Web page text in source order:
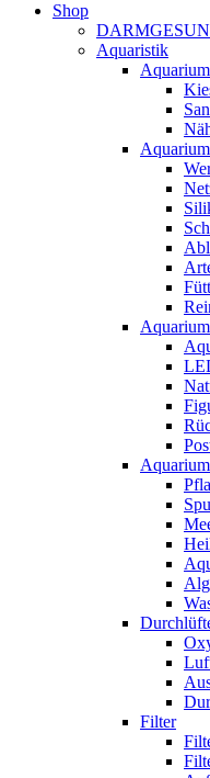
Shop
Aquaristik
Filter